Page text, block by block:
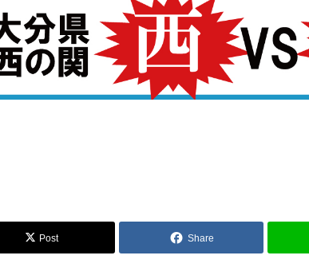
Post Share